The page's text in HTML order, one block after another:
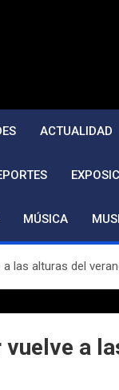
ACTUALIDAD
MÚSICA
a las alturas del
vuelve a